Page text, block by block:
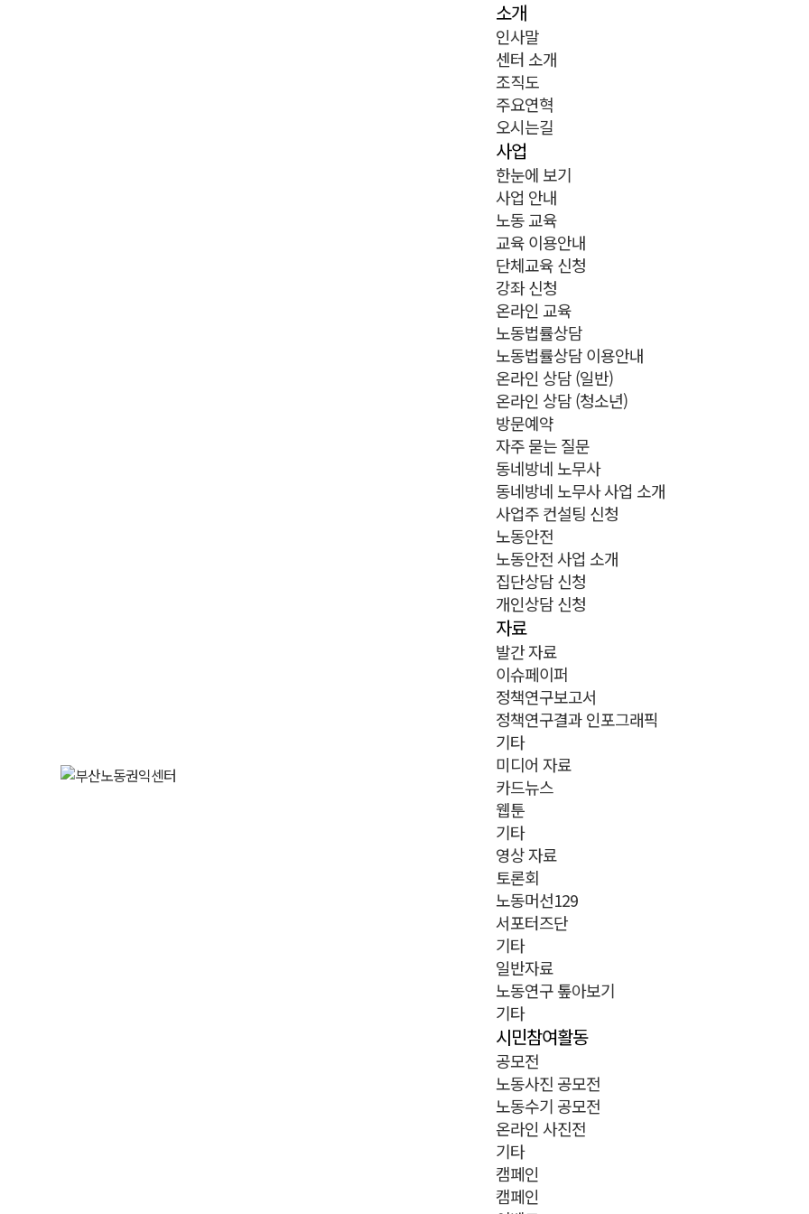
소개
인사말
센터 소개
조직도
주요연혁
오시는길
사업
한눈에 보기
사업 안내
노동 교육
교육 이용안내
단체교육 신청
강좌 신청
온라인 교육
노동법률상담
노동법률상담 이용안내
온라인 상담 (일반)
온라인 상담 (청소년)
방문예약
자주 묻는 질문
동네방네 노무사
동네방네 노무사 사업 소개
사업주 컨설팅 신청
노동안전
노동안전 사업 소개
집단상담 신청
개인상담 신청
자료
발간 자료
이슈페이퍼
정책연구보고서
정책연구결과 인포그래픽
기타
미디어 자료
카드뉴스
웹툰
기타
영상 자료
토론회
노동머선129
서포터즈단
기타
일반자료
노동연구 톺아보기
기타
시민참여활동
공모전
노동사진 공모전
노동수기 공모전
온라인 사진전
기타
캠페인
캠페인